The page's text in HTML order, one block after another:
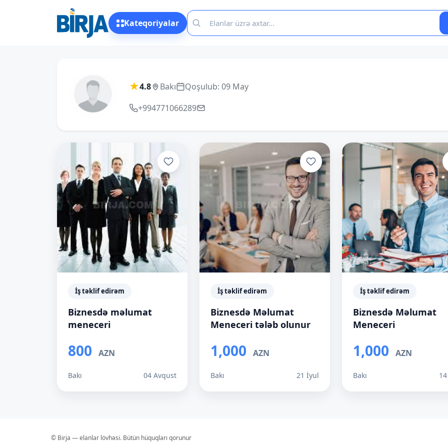
Kateqoriyalar
★4.8 Bakı
Qoşulub: 09 May
+994771066289
İş təklif edirəm
Biznesdə məlumat
meneceri
800 AZN
Bakı 04 Avqust
İş təklif edirəm
Biznesdə Məlumat
Meneceri tələb olunur
1,000 AZN
Bakı 21 İyul
İş təklif edirəm
Biznesdə Məlumat
Meneceri
1,000 AZN
Bakı
© Birja — elanlar lövhəsi. Bütün hüquqları qorunur